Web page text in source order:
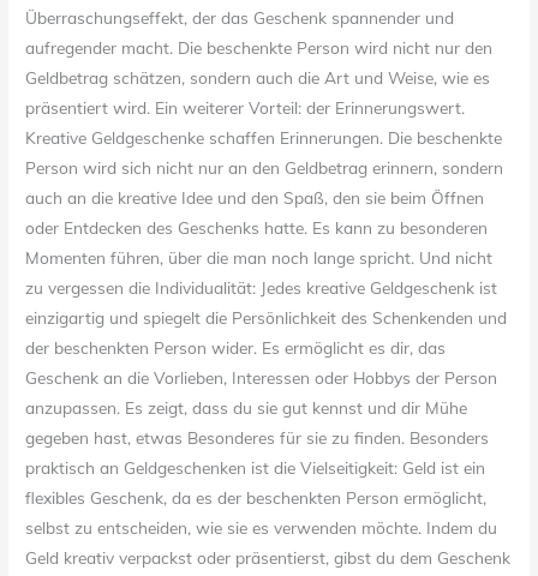
Überraschungseffekt, der das Geschenk spannender und
aufregender macht. Die beschenkte Person wird nicht nur den
Geldbetrag schätzen, sondern auch die Art und Weise, wie es
präsentiert wird. Ein weiterer Vorteil: der Erinnerungswert.
Kreative Geldgeschenke schaffen Erinnerungen. Die beschenkte
Person wird sich nicht nur an den Geldbetrag erinnern, sondern
auch an die kreative Idee und den Spaß, den sie beim Öffnen
oder Entdecken des Geschenks hatte. Es kann zu besonderen
Momenten führen, über die man noch lange spricht. Und nicht
zu vergessen die Individualität: Jedes kreative Geldgeschenk ist
einzigartig und spiegelt die Persönlichkeit des Schenkenden und
der beschenkten Person wider. Es ermöglicht es dir, das
Geschenk an die Vorlieben, Interessen oder Hobbys der Person
anzupassen. Es zeigt, dass du sie gut kennst und dir Mühe
gegeben hast, etwas Besonderes für sie zu finden. Besonders
praktisch an Geldgeschenken ist die Vielseitigkeit: Geld ist ein
flexibles Geschenk, da es der beschenkten Person ermöglicht,
selbst zu entscheiden, wie sie es verwenden möchte. Indem du
Geld kreativ verpackst oder präsentierst, gibst du dem Geschenk